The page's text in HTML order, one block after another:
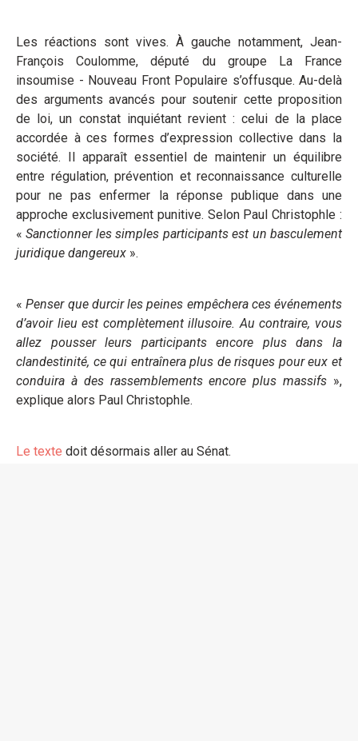
Les réactions sont vives. À gauche notamment, Jean-
François Coulomme, député du groupe La France
insoumise - Nouveau Front Populaire s’offusque. Au-delà
des arguments avancés pour soutenir cette proposition
de loi, un constat inquiétant revient : celui de la place
accordée à ces formes d’expression collective dans la
société. Il apparaît essentiel de maintenir un équilibre
entre régulation, prévention et reconnaissance culturelle
pour ne pas enfermer la réponse publique dans une
approche exclusivement punitive. Selon Paul Christophle :
«Sanctionner les simples participants est un basculement
juridique dangereux ».
«Penser que durcir les peines empêchera ces événements
d’avoir lieu est complètement illusoire. Au contraire, vous
allez pousser leurs participants encore plus dans la
clandestinité, ce qui entraînera plus de risques pour eux et
conduira à des rassemblements encore plus massifs »,
explique alors Paul Christophle.
Le texte doit désormais aller au Sénat.